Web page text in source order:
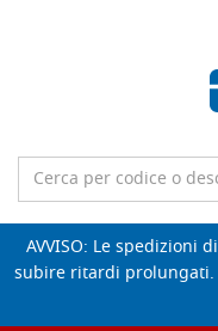
AVVISO: Le
subire ritardi prolungati.